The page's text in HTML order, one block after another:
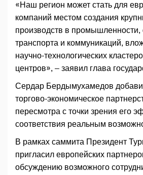
«Наш регион может стать для
компаний местом создания
производств в
транспорта и коммуникаций,
научно-технологических
центров», – заявил глава
Сердар Бердымухамедов
торгово-экономическое
пересмотра с точки зрения его
соответствия реальным
В рамках саммита Президент
пригласил европейских
обсуждению возможного